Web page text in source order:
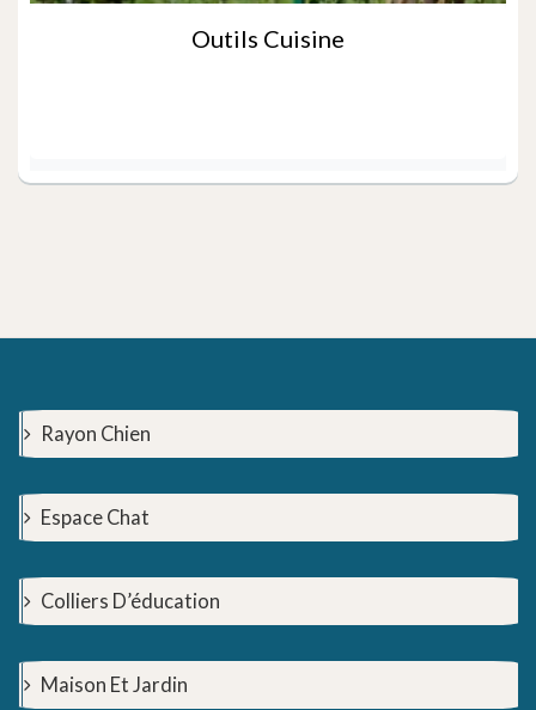
Outils Cuisine
Rayon Chien
Espace Chat
Colliers D’éducation
Maison Et Jardin